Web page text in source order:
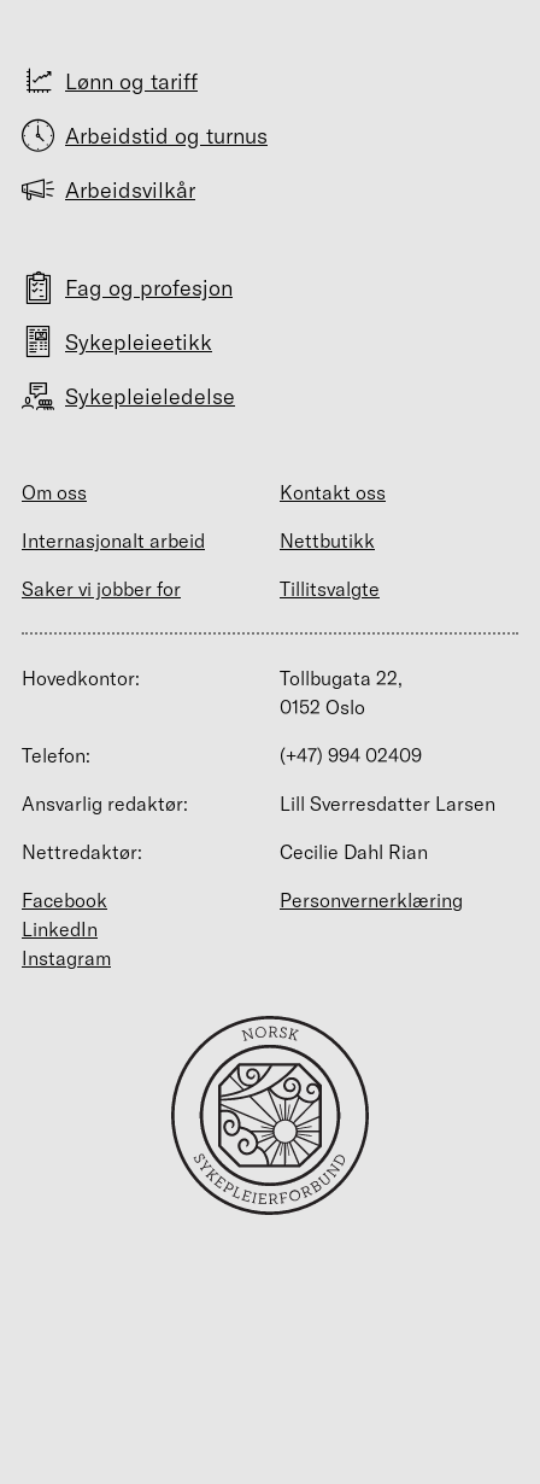
Lønn og tariff
Arbeidstid og turnus
Arbeidsvilkår
Fag og profesjon
Sykepleieetikk
Sykepleieledelse
Om oss
Kontakt oss
Internasjonalt arbeid
Nettbutikk
Saker vi jobber for
Tillitsvalgte
Hovedkontor:
Tollbugata 22,
0152 Oslo
Telefon:
(+47) 994 02409
Ansvarlig redaktør:
Lill Sverresdatter Larsen
Nettredaktør:
Cecilie Dahl Rian
Facebook
LinkedIn
Instagram
Personvernerklæring